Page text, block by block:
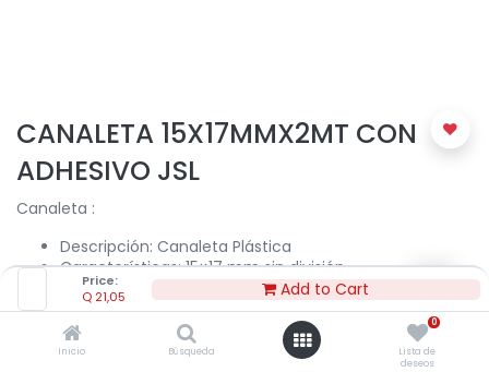
Price:
Q 21,05 Add to Cart
Inicio Búsqueda
0
Lista de
deseos
CANALETA 15X17MMX2MT CON
ADHESIVO JSL
Canaleta :
Descripción: Canaleta Plástica
Características: 15×17 mm sin división
Información Técnica: IP 41 IK07 RoHS
21,05